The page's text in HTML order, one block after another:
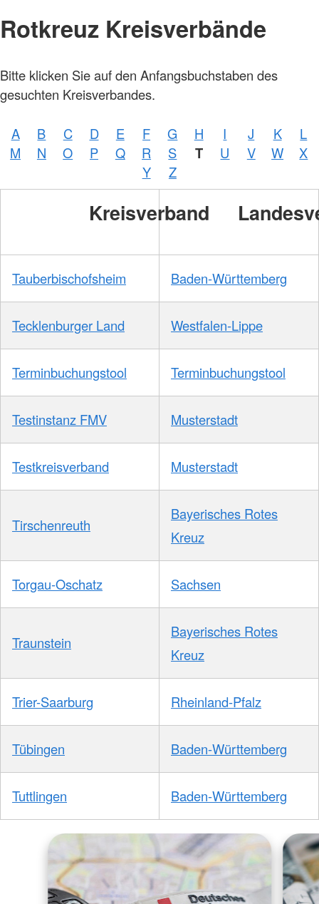
Rotkreuz Kreisverbände
Bitte klicken Sie auf den Anfangsbuchstaben des
gesuchten Kreisverbandes.
A B C D E F G H I J K
L
M
N O P Q R S T U V W
X
Y
Z
Kreisverband
Tauberbischofsheim Baden-Württemberg
Tecklenburger Land Westfalen-Lippe
Terminbuchungstool Terminbuchungstool
Testinstanz FMV Musterstadt
Testkreisverband Musterstadt
Tirschenreuth
Bayerisches Rotes
Kreuz
Torgau-Oschatz Sachsen
Traunstein
Bayerisches Rotes
Kreuz
Trier-Saarburg Rheinland-Pfalz
Tübingen Baden-Württemberg
Tuttlingen Baden-Württemberg